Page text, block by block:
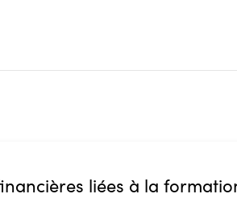
liées à la